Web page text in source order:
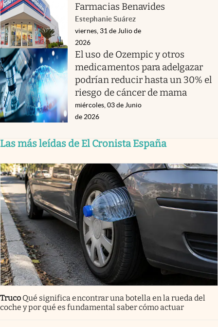
Farmacias Benavides
Estephanie Suárez
viernes, 31 de Julio de
2026
El uso de Ozempic y otros
medicamentos para adelgazar
podrían reducir hasta un 30% el
riesgo de cáncer de mama
miércoles, 03 de Junio
de 2026
Las más leídas de El Cronista España
Truco Qué significa encontrar una botella en la rueda del
coche y por qué es fundamental saber cómo actuar